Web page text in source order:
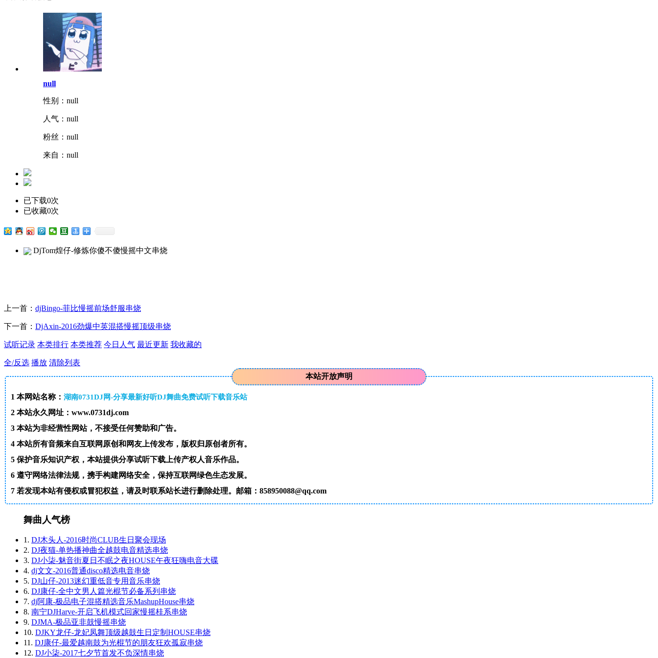
null
性别：null
人气： null
粉丝： null
来自：null
已下载0次
已收藏0次
DjTom煌仔-修炼你傻不傻慢摇中文串烧
上一首： djBingo-菲比慢摇前场舒服串烧
下一首： DjAxin-2016劲爆中英混搭慢摇顶级串烧
试听记录 本类排行 本类推荐 今日人气 最近更新 我收藏的
全/反选 播放 清除列表
本站开放声明
1 本网站名称： 湖南0731DJ网-分享最新好听DJ舞曲免费试听下载音乐站
2本站永久网址：www.0731dj.com
3本站为非经营性网站，不接受任何赞助和广告。
4本站所有音频来自互联网原创和网友上传发布，版权归原创者所有。
5保护音乐知识产权，本站提供分享试听下载上传产权人音乐作品。
6遵守网络法律法规，携手构建网络安全，保持互联网绿色生态发展。
7若发现本站有侵权或冒犯权益，请及时联系站长进行删除处理。邮箱：858950088@qq.com
舞曲人气榜
1. DJ木头人-2016时尚CLUB生日聚会现场
2. DJ夜猫-单热播神曲全越鼓电音精选串烧
3. DJ小柒-魅音街夏日不眠之夜HOUSE午夜狂嗨电音大碟
4. dj文文-2016普通disco精选电音串烧
5. DJ山仔-2013迷幻重低音专用音乐串烧
6. DJ康仔-全中文男人篇光棍节必备系列串烧
7. dj阿康-极品电子混搭精选音乐MashupHouse串烧
8. 南宁DJHarve-开启飞机模式回家慢摇桂系串烧
9. DJMA-极品亚非鼓慢摇串烧
10. DJKY龙仔-龙妃凤舞顶级越鼓生日定制HOUSE串烧
11. DJ康仔-最爱越南鼓为光棍节的朋友狂欢孤寂串烧
12. DJ小柒-2017七夕节首发不负深情串烧